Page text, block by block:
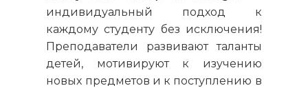
индивидуальный подход к
каждому студенту без исключения!
Преподаватели развивают таланты
детей, мотивируют к изучению
новых предметов и к поступлению в